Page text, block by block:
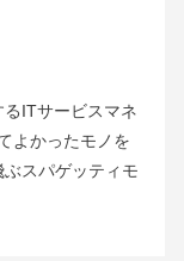
ITサービスマネ
よかったモノを
スパゲッティモ